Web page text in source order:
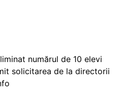
numărul de 10 elevi
solicitarea de la directorii